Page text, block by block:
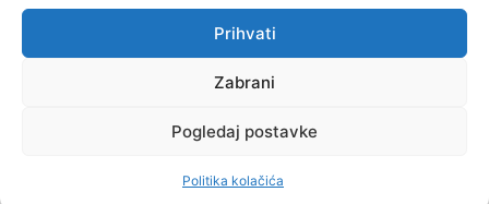
Prihvati
Zabrani
Pogledaj postavke
Politika kolačića
koji pokušavamo osvijetliti iz
više aspekata, prigodnih
rubrika i poticajnih inicijativa.